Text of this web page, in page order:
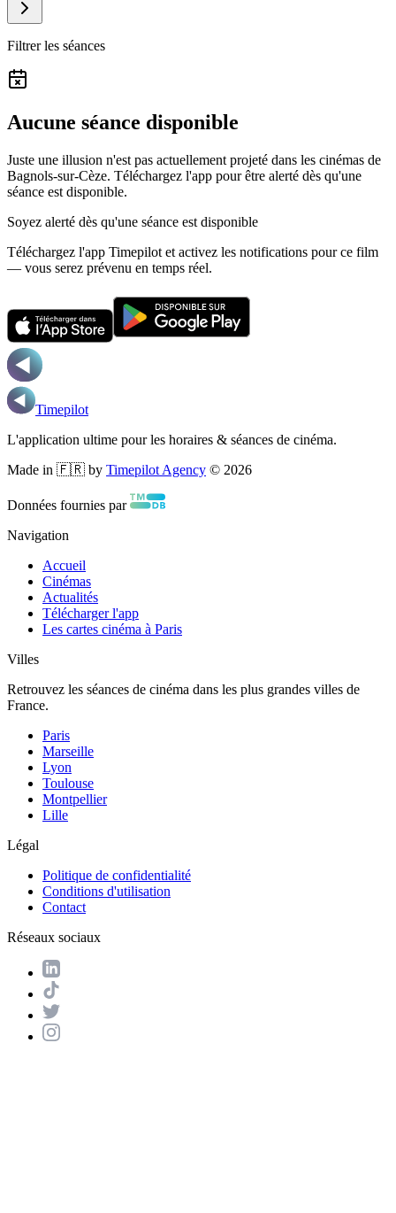
Filtrer les séances
Aucune séance disponible
Juste une illusion n'est pas actuellement projeté dans les cinémas de
Bagnols-sur-Cèze. Téléchargez l'app pour être alerté dès qu'une
séance est disponible.
Soyez alerté dès qu'une séance est disponible
Téléchargez l'app Timepilot et activez les notifications pour ce film
— vous serez prévenu en temps réel.
Timepilot
L'application ultime pour les horaires & séances de cinéma.
Made in 🇫🇷 by Timepilot Agency © 2026
Données fournies par
Navigation
Accueil
Cinémas
Actualités
Télécharger l'app
Les cartes cinéma à Paris
Villes
Retrouvez les séances de cinéma dans les plus grandes villes de
France.
Paris
Marseille
Lyon
Toulouse
Montpellier
Lille
Légal
Politique de confidentialité
Conditions d'utilisation
Contact
Réseaux sociaux